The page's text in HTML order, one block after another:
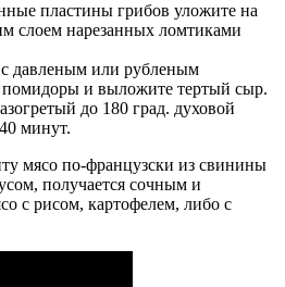
пластины грибов уложите на
слоем нарезанных ломтиками
давленым или рубленым
помидоры и выложите тертый сыр.
до 180 град. духовой
минут.
мясо по-французски из свинины
получается сочным и
с рисом, картофелем, либо с